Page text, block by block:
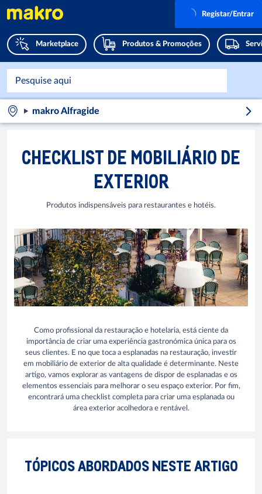
Marketplace Produtos & Promoções
Registar/Entrar
makro Alfragide
CHECKLIST DE MOBILIÁRIO DE
EXTERIOR
Produtos indispensáveis para restaurantes e hotéis.
Como profissional da restauração e hotelaria, está ciente da
importância de criar uma experiência gastronómica única para os
seus clientes. E no que toca a esplanadas na restauração, investir
em mobiliário de exterior de alta qualidade é determinante. Neste
artigo, vamos explorar as vantagens de dispor de esplanadas e os
elementos essenciais para melhorar o seu espaço exterior. Por fim,
encontrará uma checklist completa para criar uma esplanada ou
área exterior acolhedora e rentável.
TÓPICOS ABORDADOS NESTE ARTIGO